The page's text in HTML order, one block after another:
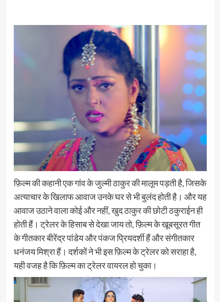
फ़िल्म की कहानी एक गांव के जुल्मी ठाकुर की मालूम पड़ती है, जिसके
अत्याचार के खिलाफ आवाज उनके घर से भी बुलंद होती है। और यह
आवाज उठाने वाला कोई और नहीं, खुद ठाकुर की छोटी ठकुराईन ही
होती हैं। ट्रेलर के हिसाब से देखा जाय तो, फ़िल्म के खूबसूरत गीत
के गीतकार बीरेंद्र पांडेय और पंकज प्रियदर्शी हैं और संगीतकार
धनंजय मिश्रा हैं। दर्शकों ने भी इस फ़िल्म के ट्रेलर को सराहा है,
यही वजह है कि फ़िल्म का ट्रेलर वायरल हो चुका।